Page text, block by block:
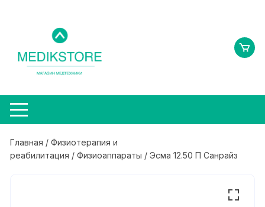
содержимому
Главная /Физиотерапия и
реабилитация /Физиоаппараты / Эсма 12.50 П Санрайз